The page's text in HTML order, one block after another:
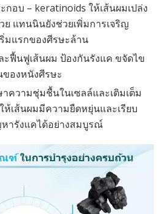
อบ – keratinoids ให้เส้นผมเปล่ง
แทนนินยังช่วยเพิ่มการเจริญ
มแรกของศีรษะล้าน
ะฟื้นฟูเส้นผม ป้องกันรังแค ขจัดไข
องหนังศีรษะ
ความชุ่มชื้นในเซลล์และเติมเต็ม
เส้นผมมีความยืดหยุ่นและเรียบ
ารังแคได้อย่างสมบูรณ์